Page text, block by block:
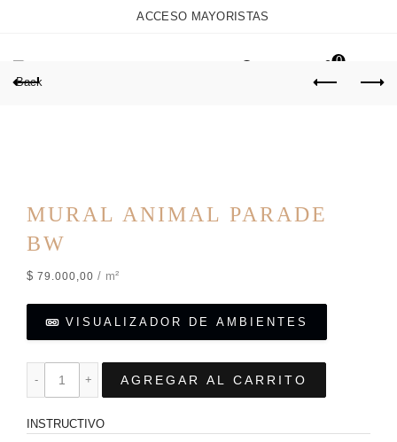
ACCESO MAYORISTAS
0
Back
MURAL ANIMAL PARADE
BW
$ 79.000,00 / m²
VISUALIZADOR DE AMBIENTES
AGREGAR AL CARRITO
INSTRUCTIVO